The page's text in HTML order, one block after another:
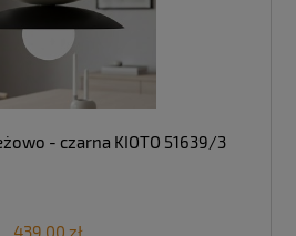
- czarna KIOTO 51639/3
439,00 zł